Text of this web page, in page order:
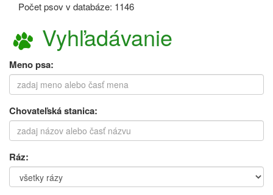
Počet psov v databáze: 1146
Vyhľadávanie
Meno psa:
Chovateľská stanica:
Ráz: